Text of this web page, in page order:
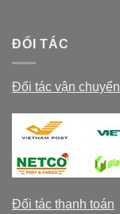
ĐỐI TÁC
Đối tác vận chuyển
Đối tác thanh toán